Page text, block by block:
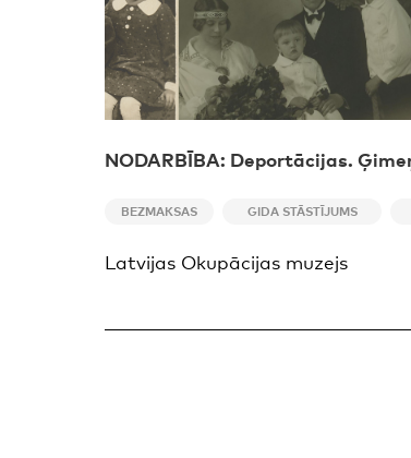
NODARBĪBA: Deportācijas.
BEZMAKSAS GIDA STĀSTĪJUMS
Latvijas Okupācijas muzejs